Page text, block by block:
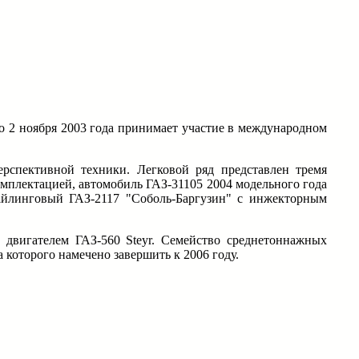
2003 года принимает участие в международном
техники. Легковой ряд представлен тремя
автомобиль ГАЗ-31105 2004 модельного года
ГАЗ-2117 "Соболь-Баргузин" с инжекторным
ГАЗ-560 Steyr. Семейство среднетоннажных
намечено завершить к 2006 году.